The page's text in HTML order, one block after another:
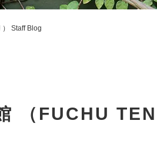
Staff Blog
（FUCHU